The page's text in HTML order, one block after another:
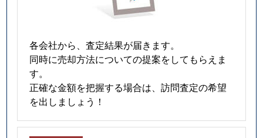
各会社から、査定結果が届きます。
同時に売却方法についての提案をしてもらえま
す。
正確な金額を把握する場合は、訪問査定の希望
を出しましょう！